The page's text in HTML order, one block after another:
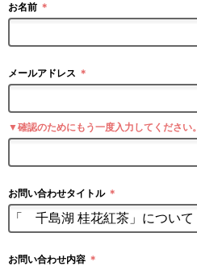
お名前 ＊
メールアドレス ＊
▼確認のためにもう一度入力してください。
お問い合わせタイトル ＊
お問い合わせ内容 ＊